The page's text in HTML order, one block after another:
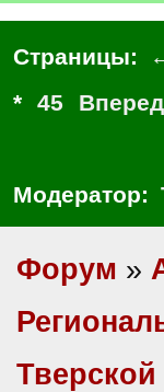
Страницы:
*
45
Модератор:
Форум »